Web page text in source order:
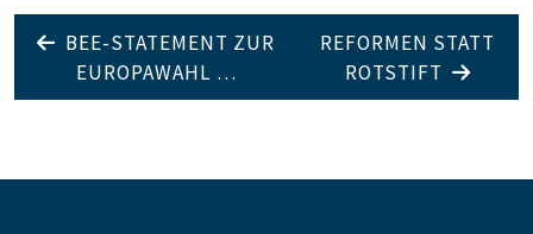
BEE-STATEMENT ZUR
EUROPAWAHL …
REFORMEN STATT
ROTSTIFT